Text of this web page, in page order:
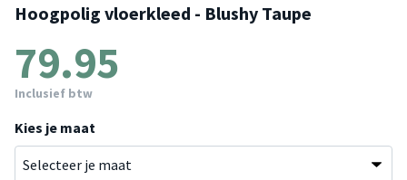
Hoogpolig vloerkleed - Blushy Taupe
79.95
Inclusief btw
Kies je maat